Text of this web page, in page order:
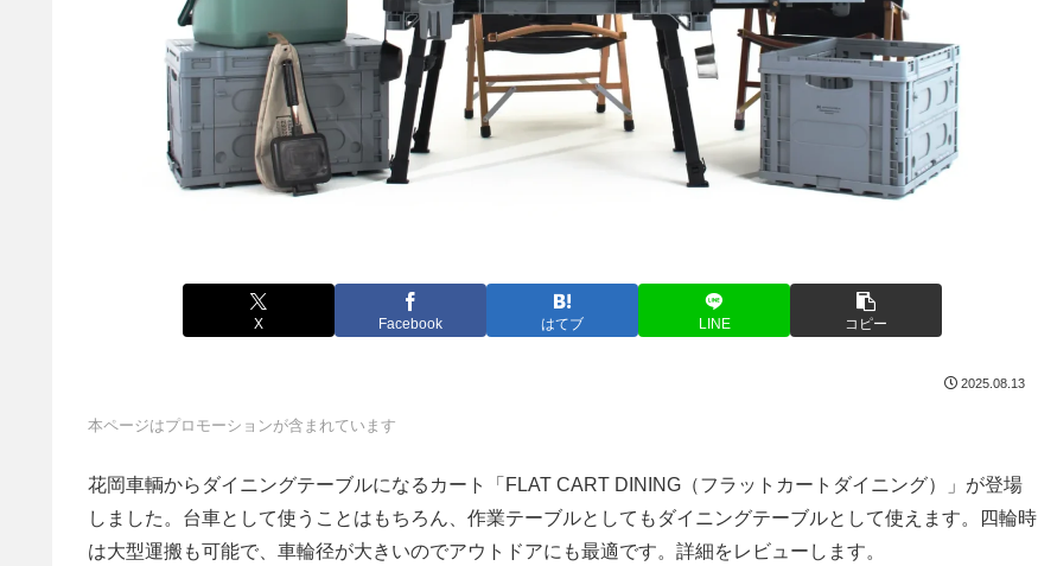
X Facebook はてブ LINE コピー
2025.08.13
本ページはプロモーションが含まれています
花岡車輌からダイニングテーブルになるカート「FLAT CART DINING（フラットカートダイニング）」が登場
しました。台車として使うことはもちろん、作業テーブルとしてもダイニングテーブルとして使えます。四輪時
は大型運搬も可能で、車輪径が大きいのでアウトドアにも最適です。詳細をレビューします。